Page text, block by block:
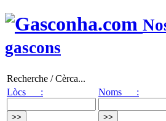
gascons
Recherche / Cèrca...
Lòcs :
Noms :